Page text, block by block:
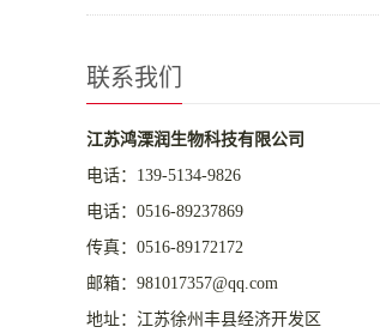
联系我们
江苏鸿溧润生物科技有限公司
电话： 139-5134-9826
电话： 0516-89237869
传真：0516-89172172
邮箱：981017357@qq.com
地址：江苏徐州丰县经济开发区